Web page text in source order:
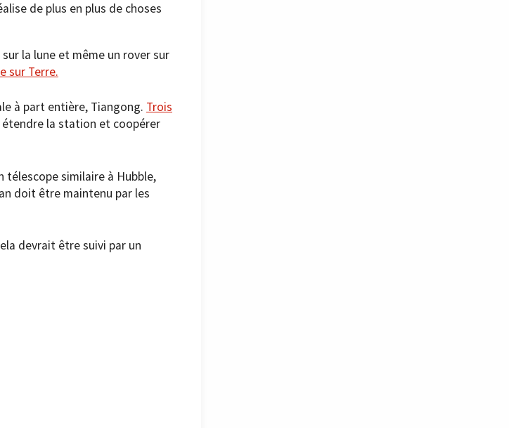
de plus en plus de choses
la lune et même un rover sur
sur Terre.
à part entière, Tiangong. Trois
étendre la station et coopérer
télescope similaire à Hubble,
doit être maintenu par les
devrait être suivi par un